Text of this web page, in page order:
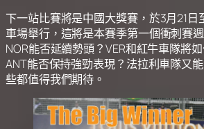
下一站比賽將是中國大獎賽，於3月21
車場舉行，這將是本賽季第一個衝刺賽週
NOR能否延續勢頭？VER和紅牛車隊將
ANT能否保持強勁表現？法拉利車隊又
些都值得我們期待。